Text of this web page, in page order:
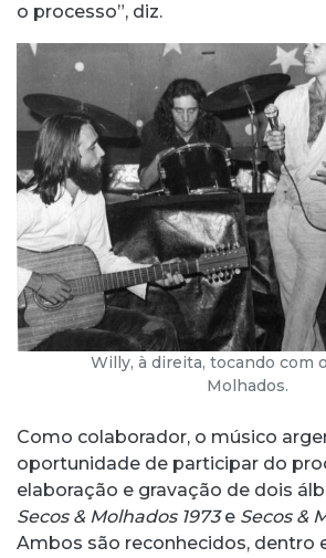
o processo”, diz.
Willy, à direita, tocando com
Molhados.
Como colaborador, o músico
oportunidade de participar do
elaboração e gravação de dois
Secos & Molhados 1973e Secos &
Ambos são reconhecidos, dentro